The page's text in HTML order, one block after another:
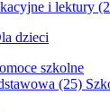
i lektury
szkolne
(25)